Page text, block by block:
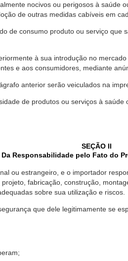
nocivos ou perigosos à saúde
de outras medidas cabíveis em
de consumo produto ou serviço
à sua introdução no
e aos consumidores, mediante
anterior serão veiculados na
de produtos ou serviços à
SEÇÃO II
Da Responsabilidade pelo Fato do
ou estrangeiro, e o importador
fabricação, construção,
sobre sua utilização e riscos.
que dele legitimamente se